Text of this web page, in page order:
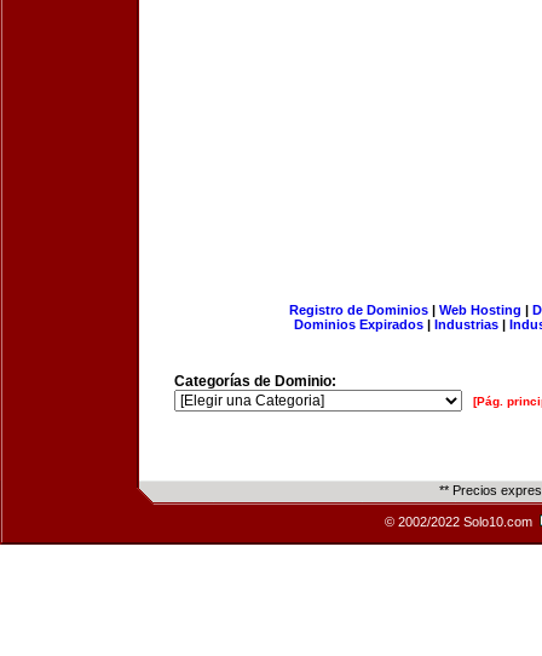
Registro de Dominios| Web Hosting |
Dominios Expirados | Industrias |
Categorías de Dominio:
[Pág.
** Precios
© 2002/2022 Solo10.com